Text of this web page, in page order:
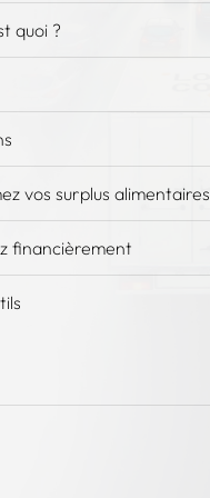
quoi ?
vos surplus alimentaires
financièrement